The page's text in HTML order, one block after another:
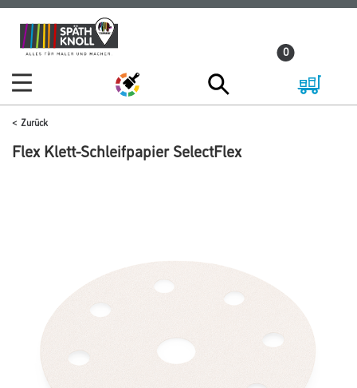
Zum
Inhalt
Zum
Navigationsmenü
0
Zurück
Flex Klett-Schleifpapier SelectFlex